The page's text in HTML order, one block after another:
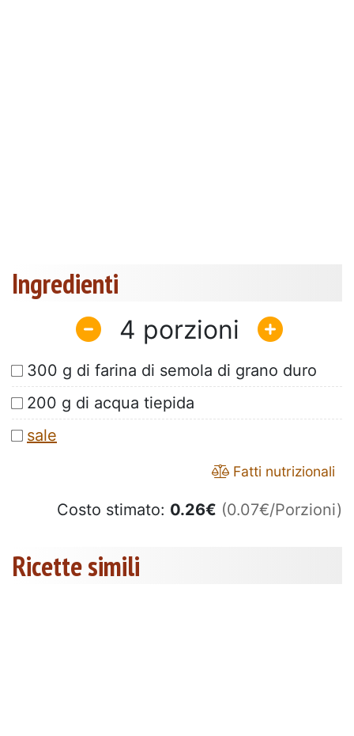
Ingredienti
4
300 g di farina di semola di grano duro
200 g di acqua tiepida
sale
Fatti nutrizionali
Costo stimato: 0.26€ (0.07€/Porzioni)
Ricette simili